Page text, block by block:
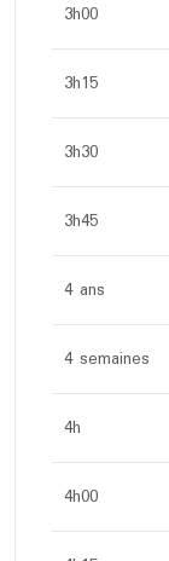
3h00
3h15
3h30
3h45
4 ans
4 semaines
4h
4h00